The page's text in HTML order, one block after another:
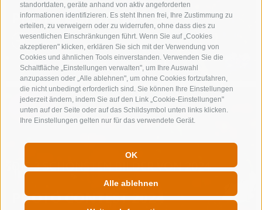
standortdaten, geräte anhand von aktiv angeforderten
informationen identifizieren. Es steht Ihnen frei, Ihre Zustimmung zu
erteilen, zu verweigern oder zu widerrufen, ohne dass dies zu
wesentlichen Einschränkungen führt. Wenn Sie auf „Cookies
akzeptieren" klicken, erklären Sie sich mit der Verwendung von
Cookies und ähnlichen Tools einverstanden. Verwenden Sie die
Schaltfläche „Einstellungen verwalten", um Ihre Auswahl
anzupassen oder „Alle ablehnen", um ohne Cookies fortzufahren,
die nicht unbedingt erforderlich sind. Sie können Ihre Einstellungen
jederzeit ändern, indem Sie auf den Link „Cookie-Einstellungen"
unten auf der Seite oder auf das Schildsymbol unten links klicken.
Ihre Einstellungen gelten nur für das verwendete Gerät.
OK
Alle ablehnen
PHOTO CONTEST 2025
DIE 3 SCHÖNSTEN BILDER VON 2024
PHOTO CONTEST 2024